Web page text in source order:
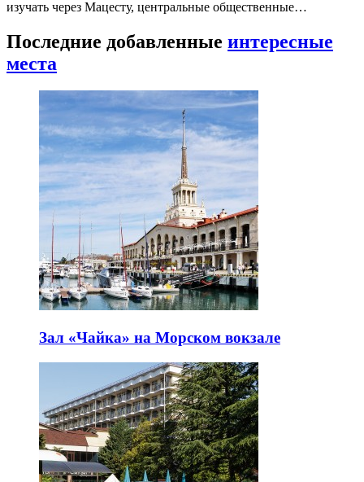
изучать через Мацесту, центральные общественные…
Последние добавленные интересные
места
Зал «Чайка» на Морском вокзале